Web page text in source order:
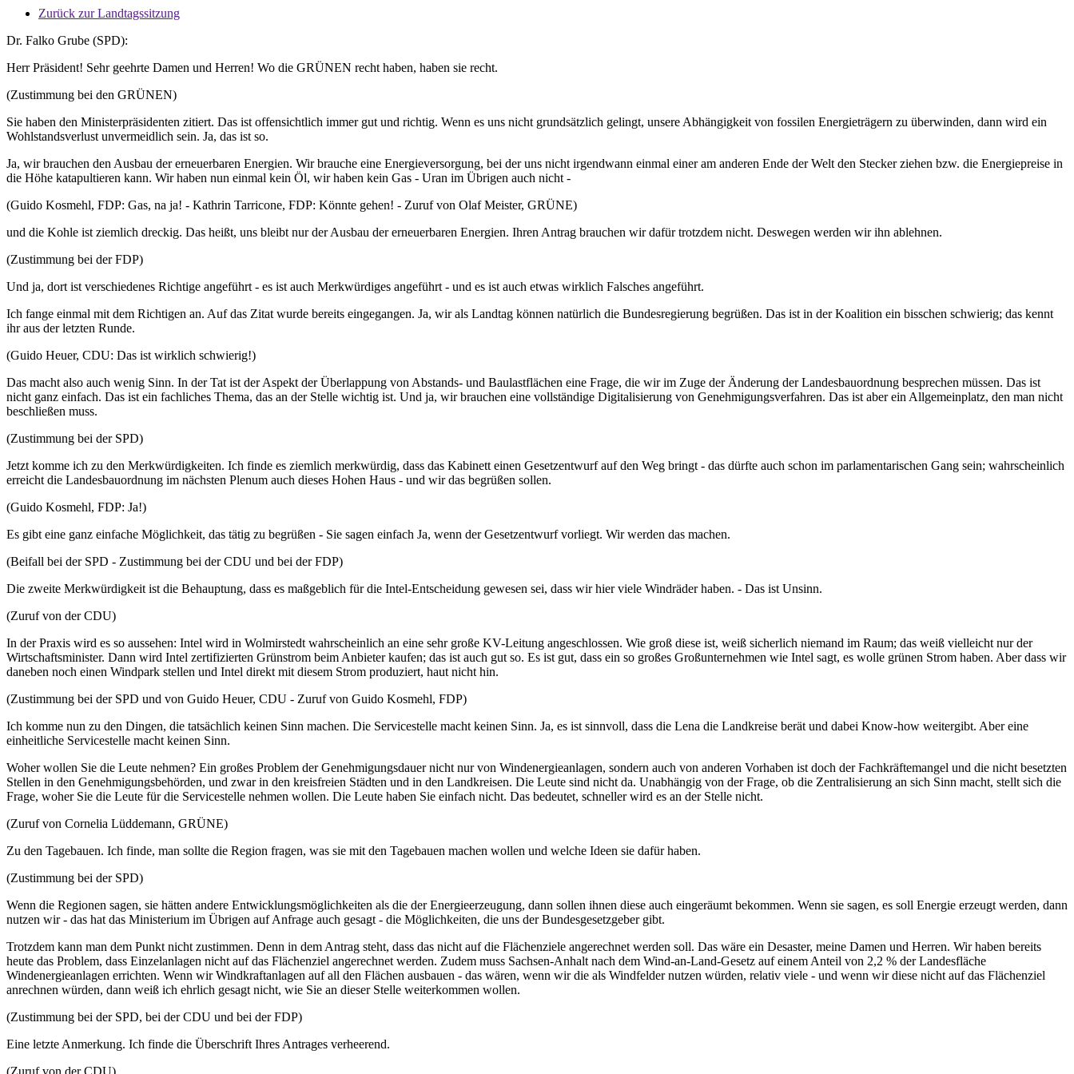
Zurück zur Landtagssitzung
Dr. Falko Grube (SPD):
Herr Präsident! Sehr geehrte Damen und Herren! Wo die GRÜNEN recht haben, haben sie recht.
(Zustimmung bei den GRÜNEN)
Sie haben den Ministerpräsidenten zitiert. Das ist offensichtlich immer gut und richtig. Wenn es uns nicht grundsätzlich gelingt, unsere Abhängigkeit von fossilen Energieträgern zu überwinden, dann wird ein
Wohlstandsverlust unvermeidlich sein. Ja, das ist so.
Ja, wir brauchen den Ausbau der erneuerbaren Energien. Wir brauche eine Energieversorgung, bei der uns nicht irgendwann einmal einer am anderen Ende der Welt den Stecker ziehen bzw. die Energiepreise in
die Höhe katapultieren kann. Wir haben nun einmal kein Öl, wir haben kein Gas - Uran im Übrigen auch nicht -
(Guido Kosmehl, FDP: Gas, na ja! - Kathrin Tarricone, FDP: Könnte gehen! - Zuruf von Olaf Meister, GRÜNE)
und die Kohle ist ziemlich dreckig. Das heißt, uns bleibt nur der Ausbau der erneuerbaren Energien. Ihren Antrag brauchen wir dafür trotzdem nicht. Deswegen werden wir ihn ablehnen.
(Zustimmung bei der FDP)
Und ja, dort ist verschiedenes Richtige angeführt - es ist auch Merkwürdiges angeführt - und es ist auch etwas wirklich Falsches angeführt.
Ich fange einmal mit dem Richtigen an. Auf das Zitat wurde bereits eingegangen. Ja, wir als Landtag können natürlich die Bundesregierung begrüßen. Das ist in der Koalition ein bisschen schwierig; das kennt
ihr aus der letzten Runde.
(Guido Heuer, CDU: Das ist wirklich schwierig!)
Das macht also auch wenig Sinn. In der Tat ist der Aspekt der Überlappung von Abstands- und Baulastflächen eine Frage, die wir im Zuge der Änderung der Landesbauordnung besprechen müssen. Das ist
nicht ganz einfach. Das ist ein fachliches Thema, das an der Stelle wichtig ist. Und ja, wir brauchen eine vollständige Digitalisierung von Genehmigungsverfahren. Das ist aber ein Allgemeinplatz, den man nicht
beschließen muss.
(Zustimmung bei der SPD)
Jetzt komme ich zu den Merkwürdigkeiten. Ich finde es ziemlich merkwürdig, dass das Kabinett einen Gesetzentwurf auf den Weg bringt - das dürfte auch schon im parlamentarischen Gang sein; wahrscheinlich
erreicht die Landesbauordnung im nächsten Plenum auch dieses Hohen Haus - und wir das begrüßen sollen.
(Guido Kosmehl, FDP: Ja!)
Es gibt eine ganz einfache Möglichkeit, das tätig zu begrüßen - Sie sagen einfach Ja, wenn der Gesetzentwurf vorliegt. Wir werden das machen.
(Beifall bei der SPD - Zustimmung bei der CDU und bei der FDP)
Die zweite Merkwürdigkeit ist die Behauptung, dass es maßgeblich für die Intel-Entscheidung gewesen sei, dass wir hier viele Windräder haben. - Das ist Unsinn.
(Zuruf von der CDU)
In der Praxis wird es so aussehen: Intel wird in Wolmirstedt wahrscheinlich an eine sehr große KV-Leitung angeschlossen. Wie groß diese ist, weiß sicherlich niemand im Raum; das weiß vielleicht nur der
Wirtschaftsminister. Dann wird Intel zertifizierten Grünstrom beim Anbieter kaufen; das ist auch gut so. Es ist gut, dass ein so großes Großunternehmen wie Intel sagt, es wolle grünen Strom haben. Aber dass wir
daneben noch einen Windpark stellen und Intel direkt mit diesem Strom produziert, haut nicht hin.
(Zustimmung bei der SPD und von Guido Heuer, CDU - Zuruf von Guido Kosmehl, FDP)
Ich komme nun zu den Dingen, die tatsächlich keinen Sinn machen. Die Servicestelle macht keinen Sinn. Ja, es ist sinnvoll, dass die Lena die Landkreise berät und dabei Know-how weitergibt. Aber eine
einheitliche Servicestelle macht keinen Sinn.
Woher wollen Sie die Leute nehmen? Ein großes Problem der Genehmigungsdauer nicht nur von Windenergieanlagen, sondern auch von anderen Vorhaben ist doch der Fachkräftemangel und die nicht besetzten
Stellen in den Genehmigungsbehörden, und zwar in den kreisfreien Städten und in den Landkreisen. Die Leute sind nicht da. Unabhängig von der Frage, ob die Zentralisierung an sich Sinn macht, stellt sich die
Frage, woher Sie die Leute für die Servicestelle nehmen wollen. Die Leute haben Sie einfach nicht. Das bedeutet, schneller wird es an der Stelle nicht.
(Zuruf von Cornelia Lüddemann, GRÜNE)
Zu den Tagebauen. Ich finde, man sollte die Region fragen, was sie mit den Tagebauen machen wollen und welche Ideen sie dafür haben.
(Zustimmung bei der SPD)
Wenn die Regionen sagen, sie hätten andere Entwicklungsmöglichkeiten als die der Energieerzeugung, dann sollen ihnen diese auch eingeräumt bekommen. Wenn sie sagen, es soll Energie erzeugt werden, dann
nutzen wir - das hat das Ministerium im Übrigen auf Anfrage auch gesagt - die Möglichkeiten, die uns der Bundesgesetzgeber gibt.
Trotzdem kann man dem Punkt nicht zustimmen. Denn in dem Antrag steht, dass das nicht auf die Flächenziele angerechnet werden soll. Das wäre ein Desaster, meine Damen und Herren. Wir haben bereits
heute das Problem, dass Einzelanlagen nicht auf das Flächenziel angerechnet werden. Zudem muss Sachsen-Anhalt nach dem Wind-an-Land-Gesetz auf einem Anteil von 2,2 % der Landesfläche
Windenergieanlagen errichten. Wenn wir Windkraftanlagen auf all den Flächen ausbauen - das wären, wenn wir die als Windfelder nutzen würden, relativ viele - und wenn wir diese nicht auf das Flächenziel
anrechnen würden, dann weiß ich ehrlich gesagt nicht, wie Sie an dieser Stelle weiterkommen wollen.
(Zustimmung bei der SPD, bei der CDU und bei der FDP)
Eine letzte Anmerkung. Ich finde die Überschrift Ihres Antrages verheerend.
(Zuruf von der CDU)